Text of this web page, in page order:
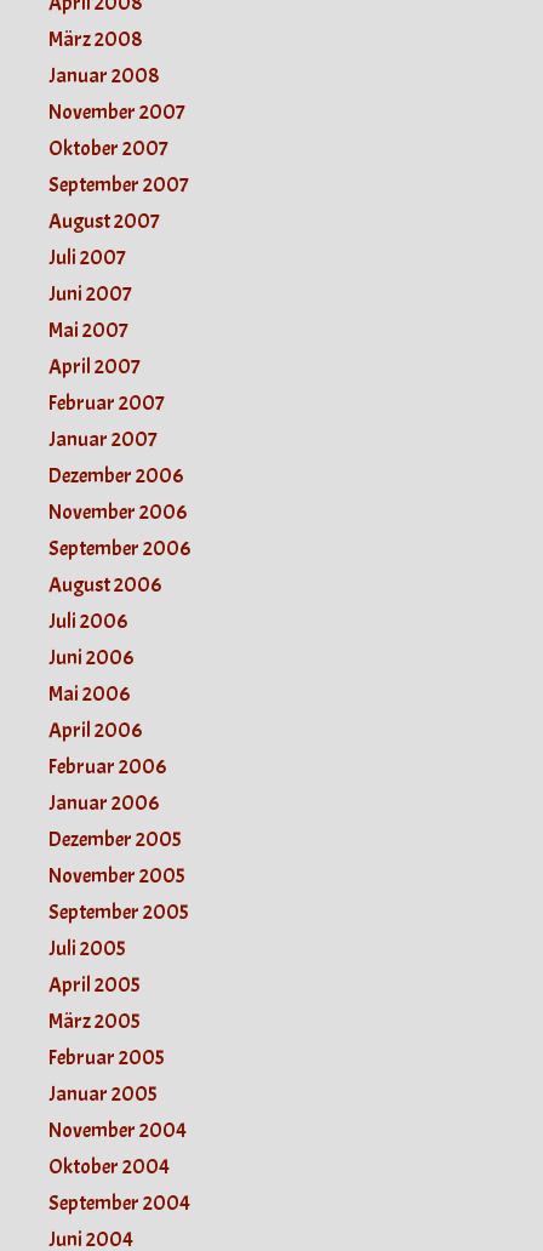
März 2008
Januar 2008
November 2007
Oktober 2007
September 2007
August 2007
Juli 2007
Juni 2007
Mai 2007
April 2007
Februar 2007
Januar 2007
Dezember 2006
November 2006
September 2006
August 2006
Juli 2006
Juni 2006
Mai 2006
April 2006
Februar 2006
Januar 2006
Dezember 2005
November 2005
September 2005
Juli 2005
April 2005
März 2005
Februar 2005
Januar 2005
November 2004
Oktober 2004
September 2004
Juni 2004